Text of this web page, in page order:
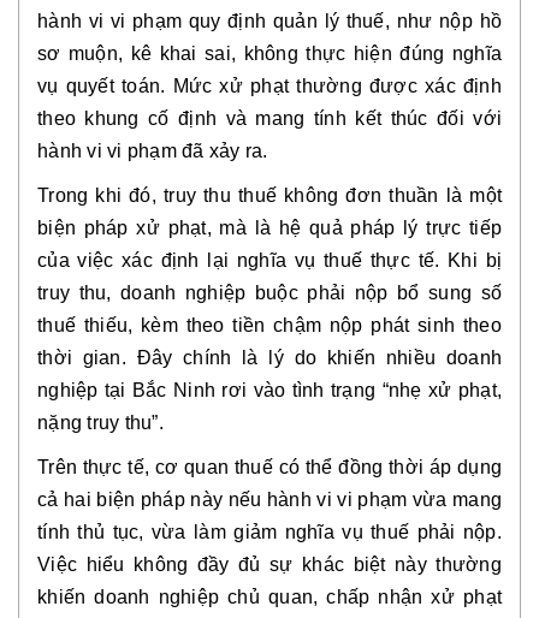
hành vi vi phạm quy định quản lý thuế, như nộp hồ
sơ muộn, kê khai sai, không thực hiện đúng nghĩa
vụ quyết toán. Mức xử phạt thường được xác định
theo khung cố định và mang tính kết thúc đối với
hành vi vi phạm đã xảy ra.
Trong khi đó, truy thu thuế không đơn thuần là một
biện pháp xử phạt, mà là hệ quả pháp lý trực tiếp
của việcxác định lại nghĩa vụ thuế thực tế. Khi bị
truy thu, doanh nghiệp buộc phải nộp bổ sung số
thuế thiếu, kèm theo tiền chậm nộp phát sinh theo
thời gian. Đây chính là lý do khiến nhiều doanh
nghiệp tại Bắc Ninh rơi vào tình trạng “nhẹ xử phạt,
nặng truy thu”.
Trên thực tế, cơ quan thuế có thể đồng thời áp dụng
cả hai biện pháp này nếu hành vi vi phạm vừa mang
tính thủ tục, vừa làm giảm nghĩa vụ thuế phải nộp.
Việc hiểu không đầy đủ sự khác biệt này thường
khiến doanh nghiệp chủ quan, chấp nhận xử phạt